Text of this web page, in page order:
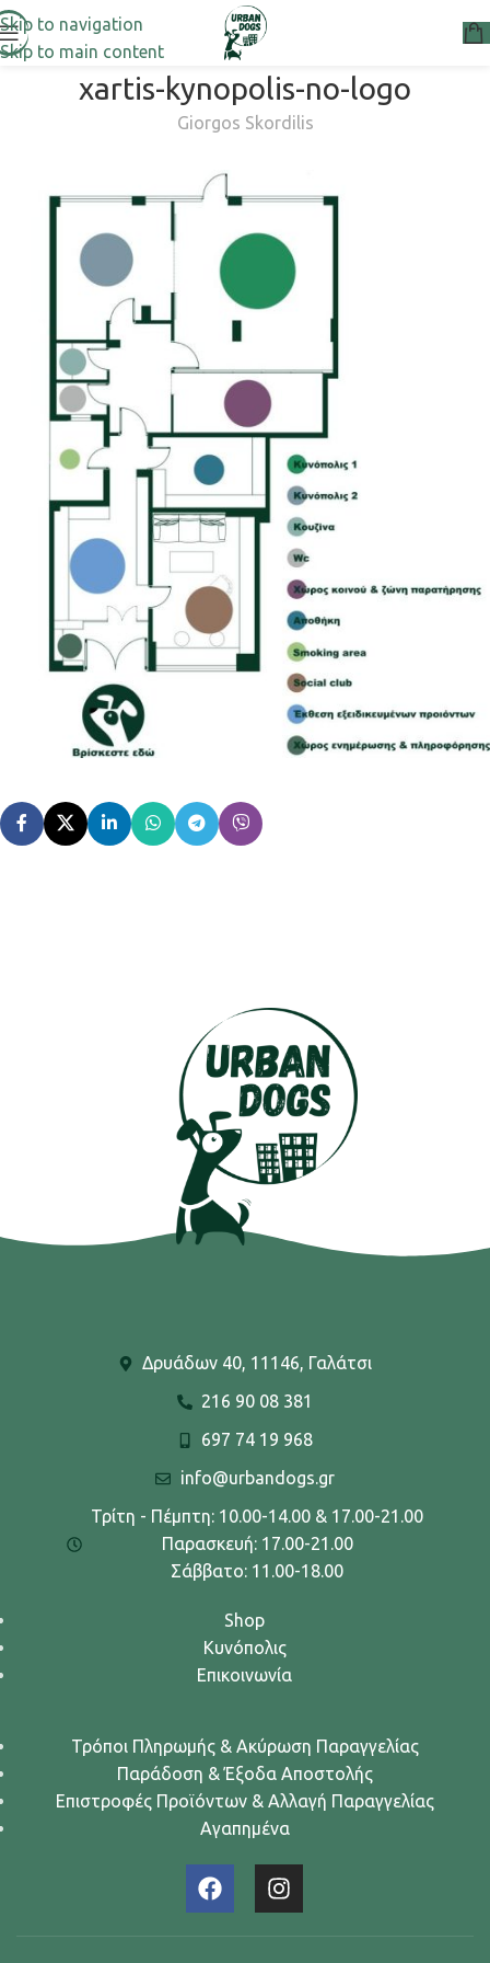
Skip to navigation
Skip to main content
xartis-kynopolis-no-logo
Giorgos Skordilis
Δρυάδων 40, 11146, Γαλάτσι
216 90 08 381
697 74 19 968
info@urbandogs.gr
Τρίτη - Πέμπτη: 10.00-14.00 & 17.00-21.00
Παρασκευή: 17.00-21.00
Σάββατο: 11.00-18.00
Shop
Κυνόπολις
Επικοινωνία
Τρόποι Πληρωμής & Ακύρωση Παραγγελίας
Παράδοση & Έξοδα Αποστολής
Επιστροφές Προϊόντων & Αλλαγή Παραγγελίας
Αγαπημένα